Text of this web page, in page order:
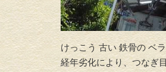
けっこう 古い 鉄骨の ベ
経年劣化により、つなぎ